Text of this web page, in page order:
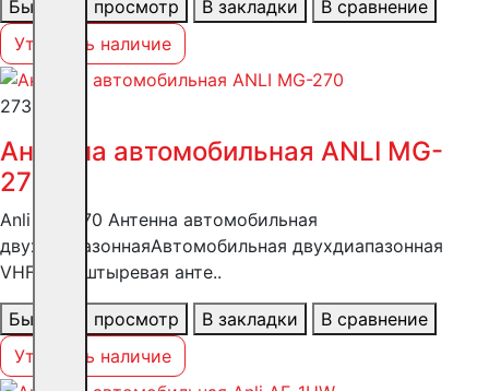
Быстрый просмотр В закладки
В сравнение
Уточнить наличие
2739 ₽
Антенна автомобильная ANLI MG-
270
Anli MG-270 Антенна автомобильная
двухдиапазоннаяАвтомобильная двухдиапазонная
VHF/UHF штыревая анте..
Быстрый просмотр В закладки
В сравнение
Уточнить наличие